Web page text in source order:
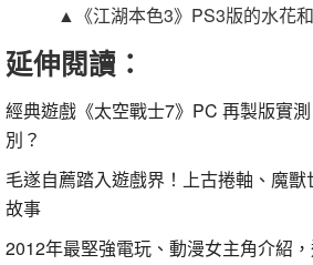
▲《江湖本色3》PS3版的水花
延伸閱讀：
經典遊戲《太空戰士7》PC 再製版實
別？
毛遂自薦踏入遊戲界！上古捲軸、魔
故事
2012年最堅強電玩、動漫女主角介紹